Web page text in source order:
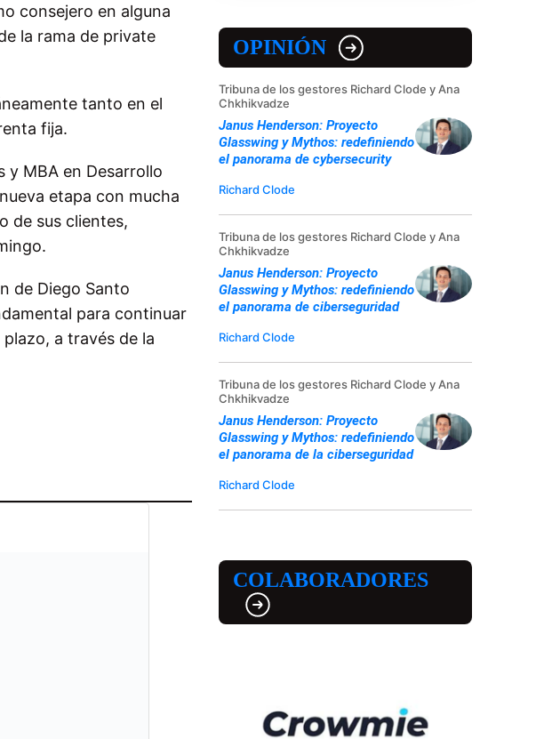
consejero en alguna
la rama de private
tanto en el
fija.
y MBA en Desarrollo
etapa con mucha
de sus clientes,
de Diego Santo
para continuar
a través de la
OPINIÓN
Tribuna de los gestores Richard Clode y Ana
Chkhikvadze
Janus Henderson: Proyecto
Glasswing y Mythos: redefiniendo
el panorama de cybersecurity
Richard Clode
Tribuna de los gestores Richard Clode y Ana
Chkhikvadze
Janus Henderson: Proyecto
Glasswing y Mythos: redefiniendo
el panorama de ciberseguridad
Richard Clode
Tribuna de los gestores Richard Clode y Ana
Chkhikvadze
Janus Henderson: Proyecto
Glasswing y Mythos: redefiniendo
el panorama de la ciberseguridad
Richard Clode
COLABORADORES